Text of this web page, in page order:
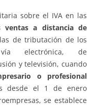
sobre el IVA en las
ventas a distancia de
de tributación de los
electrónica, de
y televisión, cuando
o profesional
desde el 1 de enero
se establece